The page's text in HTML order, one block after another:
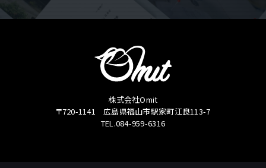
株式会社Omit
〒720-1141 広島県福山市駅家町江良113-7
TEL.084-959-6316